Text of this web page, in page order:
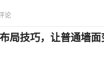
论
局技巧，让普通墙面